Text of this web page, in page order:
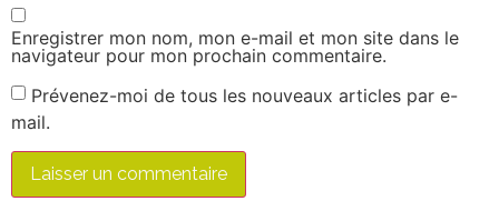
Enregistrer mon nom, mon e-mail et mon site dans le
navigateur pour mon prochain commentaire.
Prévenez-moi de tous les nouveaux articles par e-
mail.